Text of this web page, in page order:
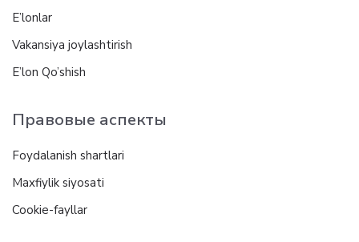
E’lonlar
Vakansiya joylashtirish
E’lon Qo’shish
Правовые аспекты
Foydalanish shartlari
Maxfiylik siyosati
Cookie-fayllar